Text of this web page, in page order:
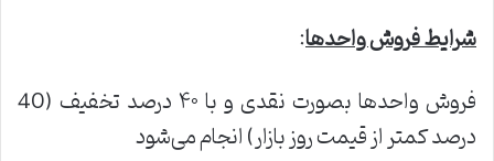
شرایط فروش واحدها:
فروش واحدها بصورت نقدی و با ۴۰ درصد تخفیف (40
درصد کمتر از قیمت روز بازار) انجام ‌می‌شود